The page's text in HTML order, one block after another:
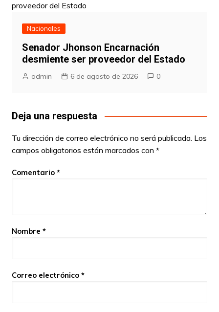
Nacionales
Senador Jhonson Encarnación
desmiente ser proveedor del Estado
admin 6 de agosto de 2026 0
Deja una respuesta
Tu dirección de correo electrónico no será publicada. Los
campos obligatorios están marcados con *
Comentario *
Nombre *
Correo electrónico *